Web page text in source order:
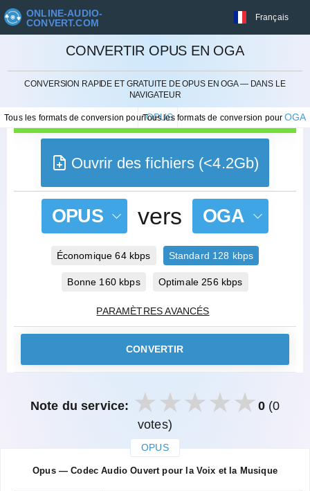
ONLINE-AUDIO-
CONVERT.COM
Français
CONVERTIR OPUS EN OGA
CONVERSION RAPIDE ET GRATUITE DE OPUS EN OGA — DANS LE
NAVIGATEUR
Tous les formats de conversion pourOPUS
Tous les formats de conversion pourOGA
Ouvrir des fichiers (<4.2Gb)
OPUS vers OGA
Économique 64 kbps Standard 128 kbps
Bonne 160 kbps Optimale 256 kbps
PARAMÈTRES AVANCÉS
CONVERTIR
Note du service: 0(0
votes)
OPUS
Opus — Codec Audio Ouvert pour la Voix et la Musique